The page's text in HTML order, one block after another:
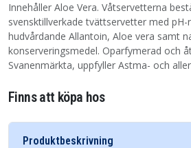
Innehåller Aloe Vera. Våtservetterna
svensktillverkade tvättservetter med
hudvårdande Allantoin, Aloe vera samt
konserveringsmedel. Oparfymerad och
Svanenmärkta, uppfyller Astma- och
Finns att köpa hos
Produktbeskrivning